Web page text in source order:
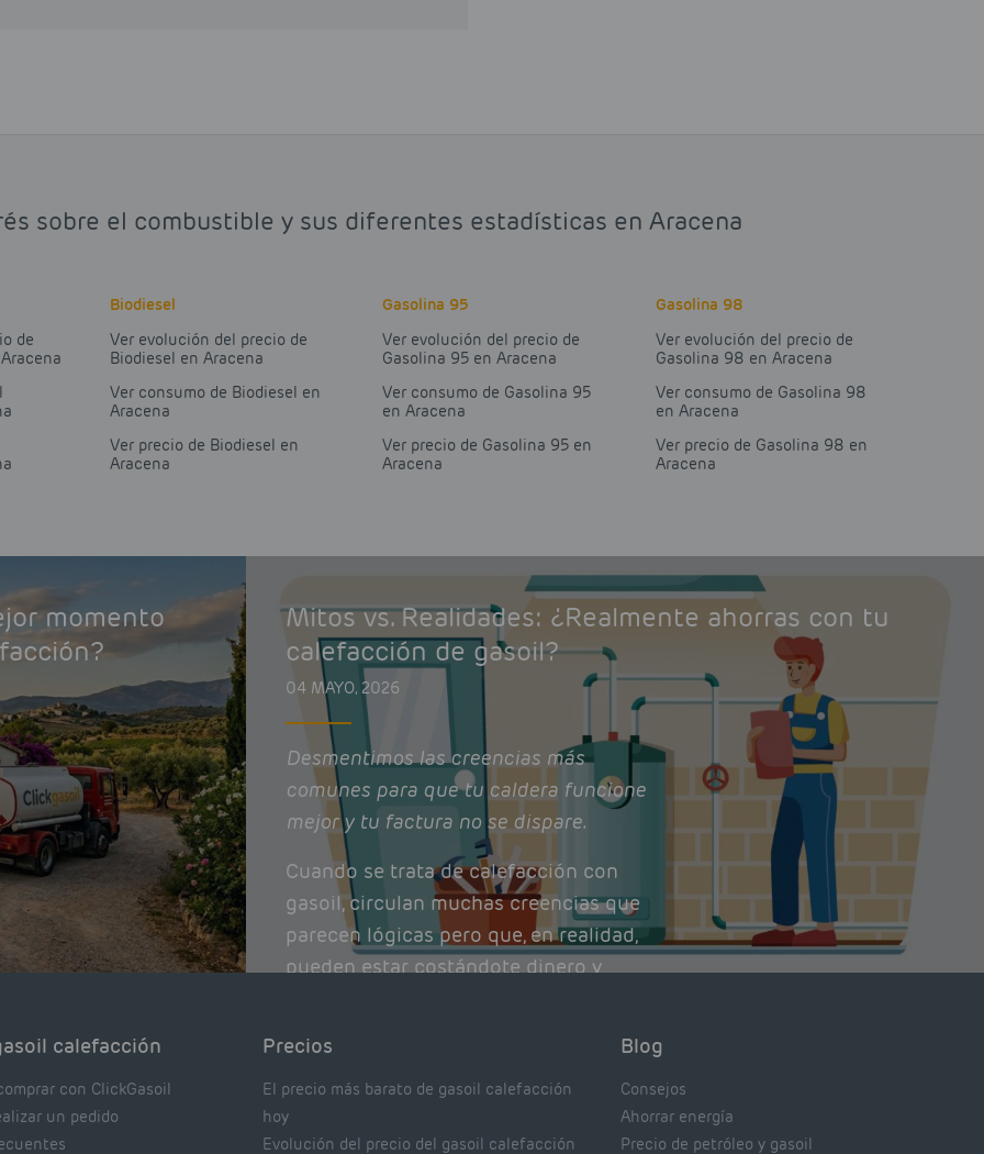
sobre el combustible y sus diferentes estadísticas en Aracena
de
Biodiesel
Ver evolución del precio de
Biodiesel en Aracena
Ver consumo de Biodiesel en
Aracena
Ver precio de Biodiesel en
Aracena
Gasolina 95
Ver evolución del precio de
Gasolina 95 en Aracena
Ver consumo de Gasolina 95
en Aracena
Ver precio de Gasolina 95 en
Aracena
Gasolina 98
Ver evolución del precio de
Gasolina 98 en Aracena
Ver consumo de Gasolina 98
en Aracena
Ver precio de Gasolina 98 en
Aracena
momento
Mitos vs. Realidades: ¿Realmente ahorras con tu
calefacción de gasoil?
04 MAYO, 2026
Desmentimos las creencias más
comunes para que tu caldera funcione
mejor y tu factura no se dispare.
Cuando se trata de calefacción con
gasoil, circulan muchas creencias que
parecen lógicas pero que, en realidad,
pueden estar costándote dinero y
calefacción
con ClickGasoil
un pedido
Precios
El precio más barato de gasoil calefacción
hoy
Evolución del precio del gasoil calefacción
Blog
Consejos
Ahorrar energía
Precio de petróleo y gasoil